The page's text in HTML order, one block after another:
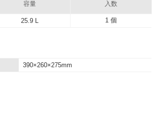
容量
入数
25.9 L 1 個
390×260×275mm